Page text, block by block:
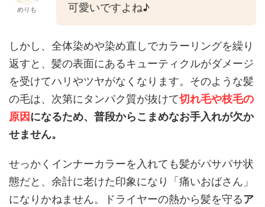
めりも
可愛いですよね♪
しかし、全体染めや染め直しでカラーリングを繰り
返すと、髪の表面にあるキューティクルがダメージ
を受けてハリやツヤがなくなります。そのような髪
の毛は、次第にタンパク質が抜けて切れ毛や枝毛の
原因になるため、普段からこまめなお手入れが欠か
せません。
せっかくインナーカラーを入れても髪がパサパサ状
態だと、余計に老けた印象になり「痛いおばさん」
になりかねません。ドライヤーの熱から髪を守るア